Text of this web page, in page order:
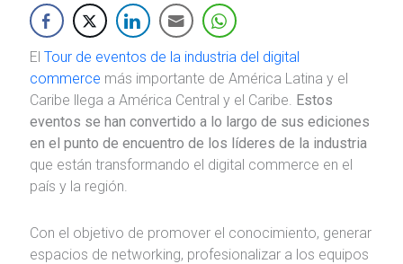
El Tour de eventos de la industria del digital
commerce más importante de América Latina y el
Caribe llega a América Central y el Caribe. Estos
eventos se han convertido a lo largo de sus ediciones
en el punto de encuentro de los líderes de la industria
que están transformando el digital commerce en el
país y la región.
Con el objetivo de promover el conocimiento, generar
espacios de networking, profesionalizar a los equipos